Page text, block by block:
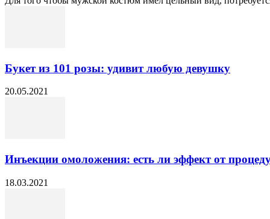
Букет из 101 розы: удивит любую девушку
20.05.2021
Инъекции омоложения: есть ли эффект от
18.03.2021